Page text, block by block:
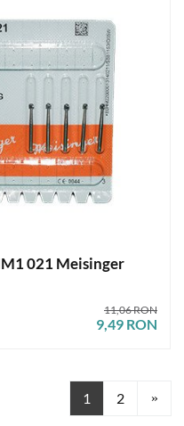
021 Meisinger
9,49 RON
11,06 RON
în acest
1 Pagina
2